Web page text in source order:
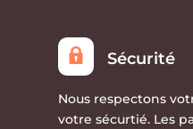
Sécurité
Nous respectons
votre sécurtié. Les